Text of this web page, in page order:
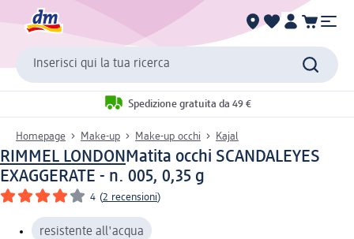
Inserisci qui la tua ricerca
Spedizione gratuita da 49 €
Homepage Make-up Make-up occhi Kajal
RIMMEL LONDONMatita occhi SCANDALEYES
EXAGGERATE - n. 005, 0,35 g
4 (2 recensioni)
resistente all'acqua